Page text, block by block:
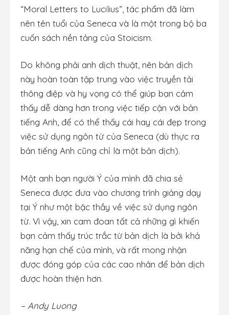
“Moral Letters to Lucilius”, tác phẩm đã làm
nên tên tuổi của Seneca và là một trong bộ ba
cuốn sách nền tảng của Stoicism.
Do không phải anh dịch thuật, nên bản dịch
này hoàn toàn tập trung vào việc truyền tải
thông điệp và hy vọng có thể giúp bạn cảm
thấy dễ dàng hơn trong việc tiếp cận với bản
tiếng Anh, để có thể thấy cái hay cái đẹp trong
việc sử dụng ngôn từ của Seneca (dù thực ra
bản tiếng Anh cũng chỉ là một bản dịch).
Một anh bạn người Ý của mình đã chia sẻ
Seneca được đưa vào chương trình giảng dạy
tại Ý như một bậc thầy về việc sử dụng ngôn
từ. Vì vậy, xin cam đoan tất cả những gì khiến
bạn cảm thấy trúc trắc từ bản dịch là bởi khả
năng hạn chế của mình, và rất mong nhận
được đóng góp của các cao nhân để bản dịch
được hoàn thiện hơn.
– Andy Luong